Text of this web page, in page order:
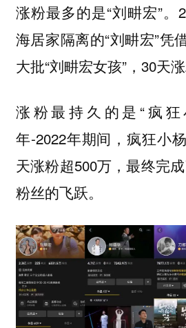
涨粉最多的是“刘畊宏”。
海居家隔离的“刘畊宏”凭
大批“刘畊宏女孩”，30天涨
涨粉最持久的是“疯狂
年-2022年期间，疯狂小
天涨粉超500万，最终完
粉丝的飞跃。